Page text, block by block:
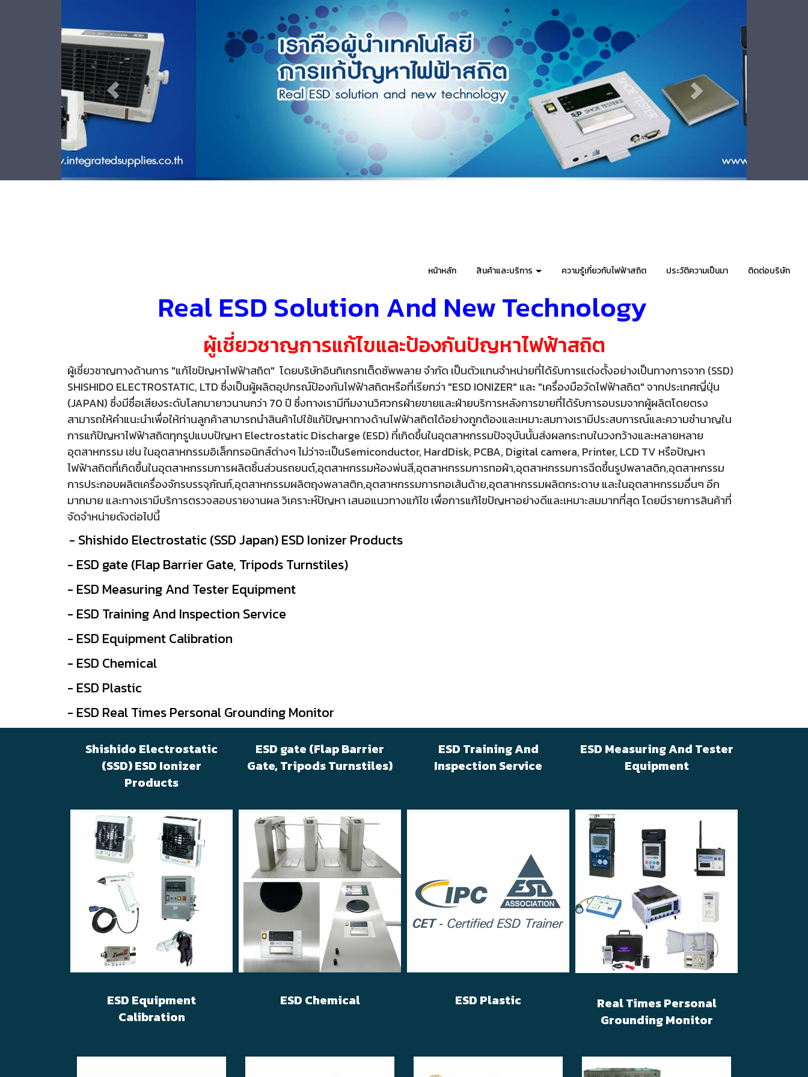
หน้าหลัก สินค้าและบริการ ความรู้เกี่ยวกับไฟฟ้าสถิต ประวัติความเป็นมา ติดต่อบริษัท
Real ESD Solution And New Technology
ผู้เชี่ยวชาญการแก้ไขและป้องกันปัญหาไฟฟ้าสถิต
ผู้เชี่ยวชาญทางด้านการ "แก้ไขปัญหาไฟฟ้าสถิต" โดยบริษัทอินทิเกรทเต็ดซัพพลาย จำกัด เป็นตัวแทนจำหน่ายที่ได้รับการแต่งตั้งอย่างเป็นทางการจาก (SSD)
SHISHIDO ELECTROSTATIC, LTD ซึ่งเป็นผู้ผลิตอุปกรณ์ป้องกันไฟฟ้าสถิตหรือที่เรียกว่า "ESD IONIZER" และ "เครื่องมือวัดไฟฟ้าสถิต" จากประเทศญี่ปุ่น
(JAPAN) ซึ่งมีชื่อเสียงระดับโลกมายาวนานกว่า 70 ปี ซึ่งทางเรามีทีมงานวิศวกรฝ่ายขายและฝ่ายบริการหลังการขายที่ได้รับการอบรมจากผู้ผลิตโดยตรง
สามารถให้คำแนะนำเพื่อให้ท่านลูกค้าสามารถนำสินค้าไปใช้แก้ปัญหาทางด้านไฟฟ้าสถิตได้อย่างถูกต้องและเหมาะสมทางเรามีประสบการณ์และความชำนาญใน
การแก้ปัญหาไฟฟ้าสถิตทุกรูปแบบปัญหา Electrostatic Discharge (ESD) ที่เกิดขึ้นในอุตสาหกรรมปัจจุบันนั้นส่งผลกระทบในวงกว้างและหลายหลาย
อุตสาหกรรม เช่น ในอุตสาหกรรมอิเล็กทรอนิกส์ต่างๆ ไม่ว่าจะเป็นSemiconductor, HardDisk, PCBA, Digital camera, Printer, LCD TV หรือปัญหา
ไฟฟ้าสถิตที่เกิดขึ้นในอุตสาหกรรมการผลิตชิ้นส่วนรถยนต์,อุตสาหกรรมห้องพ่นสี,อุตสาหกรรมการทอผ้า,อุตสาหกรรมการฉีดขึ้นรูปพลาสติก,อุตสาหกรรม
การประกอบผลิตเครื่องจักรบรรจุภัณฑ์,อุตสาหกรรมผลิตถุงพลาสติก,อุตสาหกรรมการทอเส้นด้าย,อุตสาหกรรมผลิตกระดาษ และในอุตสาหกรรมอื่นๆ อีก
มากมาย และทางเรามีบริการตรวจสอบรายงานผล วิเคราะห์ปัญหา เสนอแนวทางแก้ไข เพื่อการแก้ไขปัญหาอย่างดีและเหมาะสมมากที่สุด โดยมีรายการสินค้าที่
จัดจำหน่ายดังต่อไปนี้
- Shishido Electrostatic (SSD Japan) ESD Ionizer Products
- ESD gate (Flap Barrier Gate, Tripods Turnstiles)
- ESD Measuring And Tester Equipment
- ESD Training And Inspection Service
- ESD Equipment Calibration
- ESD Chemical
- ESD Plastic
- ESD Real Times Personal Grounding Monitor
Shishido Electrostatic
(SSD) ESD Ionizer
Products
ESD gate (Flap Barrier
Gate, Tripods Turnstiles)
ESD Training And
Inspection Service
ESD Measuring And Tester
Equipment
ESD Equipment
Calibration
ESD Chemical ESD Plastic
Real Times Personal
Grounding Monitor